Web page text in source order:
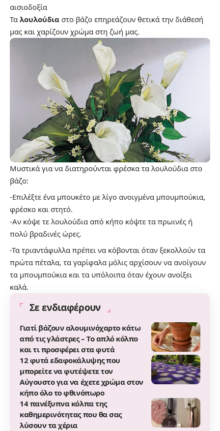
αισιοδοξία
Τα λουλούδια στο βάζο επηρεάζουν θετικά την διάθεσή
μας και χαρίζουν χρώμα στη ζωή μας.
Μυστικά για να διατηρούνται φρέσκα τα λουλούδια στο
βάζο:
-Επιλέξτε ένα μπουκέτο με λίγο ανοιγμένα μπουμπούκια,
φρέσκο και στητό.
-Αν κόψε τε λουλούδια από κήπο κόψτε τα πρωινές ή
πολύ βραδινές ώρες.
-Τα τριαντάφυλλα πρέπει να κόβονται όταν ξεκολλούν τα
πρώτα πέταλα, τα γαρίφαλα μόλις αρχίσουν να ανοίγουν
τα μπουμπούκια και τα υπόλοιπα όταν έχουν ανοίξει
καλά.
Σε ενδιαφέρουν
Γιατί βάζουν αλουμινόχαρτο κάτω
από τις γλάστρες – Το απλό κόλπο
και τι προσφέρει στα φυτά
12 φυτά εδαφοκάλυψης που
μπορείτε να φυτέψετε τον
Αύγουστο για να έχετε χρώμα στον
κήπο όλο το φθινόπωρο
14 πανέξυπνα κόλπα της
καθημερινότητας που θα σας
λύσουν τα χέρια